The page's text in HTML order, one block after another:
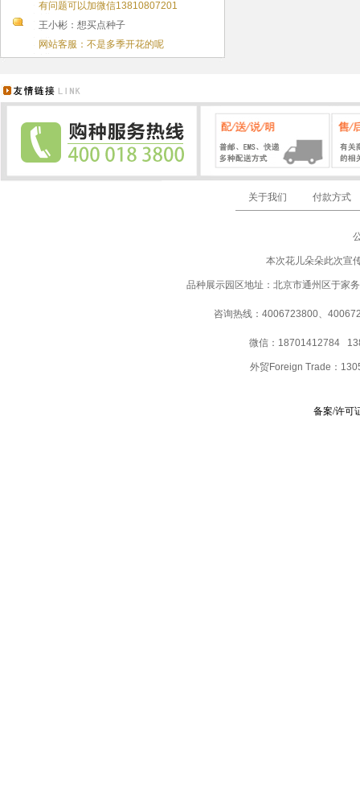
有问题可以加微信13810807201
王小彬：想买点种子
网站客服：不是多季开花的呢
关于我们 付款方式
本次花儿朵朵此次宣
品种展示园区地址：北京市通州区于家
咨询热线：4006723800、
微信：18701412784
外贸Foreign Trade：
备案/许可